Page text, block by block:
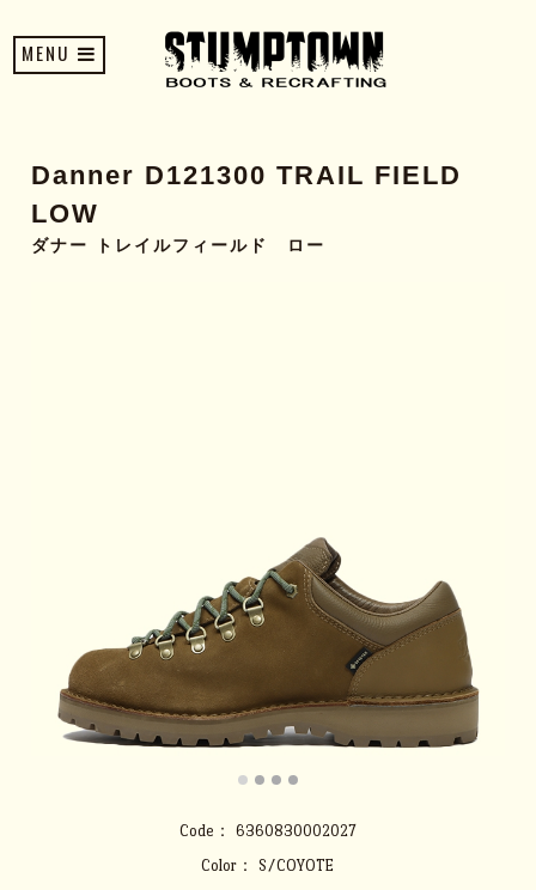
MENU
Danner D121300 TRAIL FIELD
LOW
ダナー トレイルフィールド ロー
Code：
6360830002027
Color：
S/COYOTE